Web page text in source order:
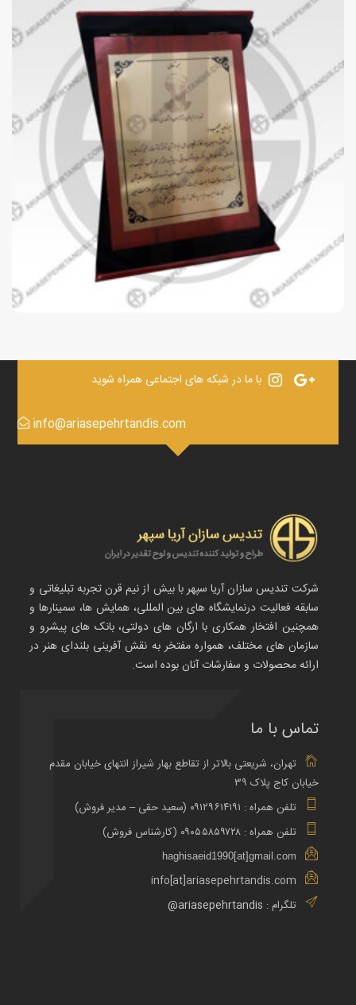
با ما در شبکه های اجتماعی همراه شوید
info@ariasepehrtandis.com
شرکت تندیس سازان آریا سپهر با بیش از نیم قرن تجربه تبلیغاتی و
سابقه فعالیت درنمایشگاه های بین المللی، همایش ها، سمینارها و
همچنین افتخار همکاری با ارگان های دولتی، بانک های پیشرو و
سازمان های مختلف، همواره مفتخر به نقش آفرینی بلندای هنر در
ارائه محصولات و سفارشات آنان بوده است.
تماس با ما
تهران، شریعتی بالاتر از تقاطع بهار شیراز انتهای خیابان مقدم
خیابان کاج پلاک ۳۹
تلفن همراه : ۰۹۱۲۹۶۱۴۱۹۱ (سعید حقی – مدیر فروش)
تلفن همراه : ۰۹۰۵۵۸۵۹۷۲۸ (کارشناس فروش)
haghisaeid1990[at]gmail.com
info[at]ariasepehrtandis.com
تلگرام : ariasepehrtandis@